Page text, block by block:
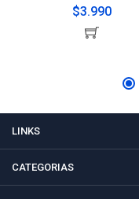
$3.990
LINKS
CATEGORIAS